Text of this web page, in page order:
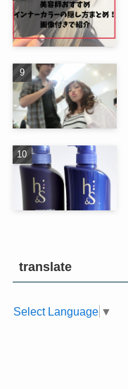
translate
Select Language ▼